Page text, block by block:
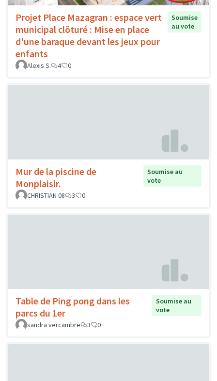
Projet Place Mazagran : espace vert
municipal clôturé : Mise en place
d'une baraque devant les jeux pour
enfants
Soumise
au vote
Alexis S. 4 0
Mur de la piscine de
Monplaisir.
Soumise au
vote
CHRISTIAN 08
3 0
Table de Ping pong dans les
parcs du 1er
Soumise au
vote
sandra vercambre
3 0